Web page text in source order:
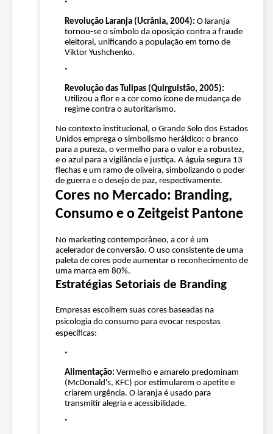
Revolução Laranja (Ucrânia, 2004): O laranja
tornou-se o símbolo da oposição contra a fraude
eleitoral, unificando a população em torno de
Viktor Yushchenko.
Revolução das Tulipas (Quirguistão, 2005):
Utilizou a flor e a cor como ícone de mudança de
regime contra o autoritarismo.
No contexto institucional, o Grande Selo dos Estados
Unidos emprega o simbolismo heráldico: o branco
para a pureza, o vermelho para o valor e a robustez,
e o azul para a vigilância e justiça. A águia segura 13
flechas e um ramo de oliveira, simbolizando o poder
de guerra e o desejo de paz, respectivamente.
Cores no Mercado: Branding,
Consumo e o Zeitgeist Pantone
No marketing contemporâneo, a cor é um
acelerador de conversão. O uso consistente de uma
paleta de cores pode aumentar o reconhecimento de
uma marca em 80%.
Estratégias Setoriais de Branding
Empresas escolhem suas cores baseadas na
psicologia do consumo para evocar respostas
específicas:
Alimentação: Vermelho e amarelo predominam
(McDonald's, KFC) por estimularem o apetite e
criarem urgência. O laranja é usado para
transmitir alegria e acessibilidade.